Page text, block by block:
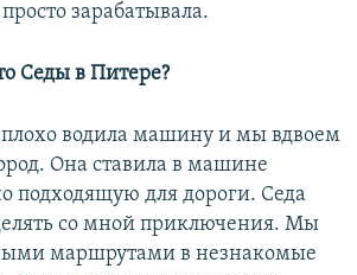
зарабатывала.
Седы в Питере?
водила машину и мы вдвоем
Она ставила в машине
подходящую для дороги. Седа
со мной приключения. Мы
маршрутами в незнакомые